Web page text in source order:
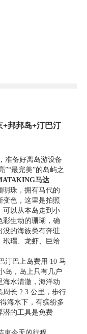
+邦邦岛+汀巴汀
准备好离岛游设备
”“最完美”的岛屿之
马达
明珠，拥有马代的
变色，这里是拍照
可以从本岛走到小
彩生动的珊瑚，确
没的海族类有奔驻
玳瑁、龙虾、巨蛤
汀巴上岛费用 10 马
岛，岛上只有几户
海水清澈，海洋动
周长 2.3 公里，步行
海水下，有缤纷多
的工具是免费